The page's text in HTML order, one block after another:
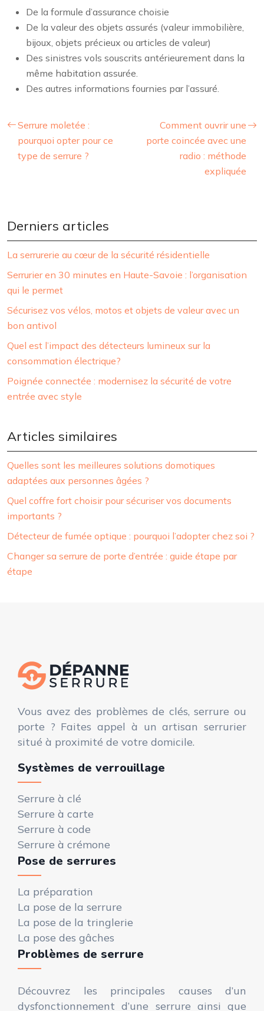
De la formule d’assurance choisie
De la valeur des objets assurés (valeur immobilière,
bijoux, objets précieux ou articles de valeur)
Des sinistres vols souscrits antérieurement dans la
même habitation assurée.
Des autres informations fournies par l’assuré.
Serrure moletée :
pourquoi opter pour ce
type de serrure ?
Comment ouvrir une
porte coincée avec une
radio : méthode
expliquée
Derniers articles
La serrurerie au cœur de la sécurité résidentielle
Serrurier en 30 minutes en Haute-Savoie : l’organisation
qui le permet
Sécurisez vos vélos, motos et objets de valeur avec un
bon antivol
Quel est l’impact des détecteurs lumineux sur la
consommation électrique?
Poignée connectée : modernisez la sécurité de votre
entrée avec style
Articles similaires
Quelles sont les meilleures solutions domotiques
adaptées aux personnes âgées ?
Quel coffre fort choisir pour sécuriser vos documents
importants ?
Détecteur de fumée optique : pourquoi l’adopter chez soi ?
Changer sa serrure de porte d’entrée : guide étape par
étape
Vous avez des problèmes de clés, serrure ou
porte ? Faites appel à un artisan serrurier
situé à proximité de votre domicile.
Systèmes de verrouillage
Serrure à clé
Serrure à carte
Serrure à code
Serrure à crémone
Pose de serrures
La préparation
La pose de la serrure
La pose de la tringlerie
La pose des gâches
Problèmes de serrure
Découvrez les principales causes d’un
dysfonctionnement d’une serrure ainsi que